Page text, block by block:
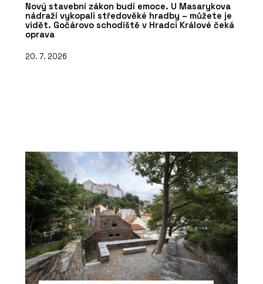
Nový stavební zákon budí emoce. U Masarykova
nádraží vykopali středověké hradby – můžete je
vidět. Gočárovo schodiště v Hradci Králové čeká
oprava
20. 7. 2026